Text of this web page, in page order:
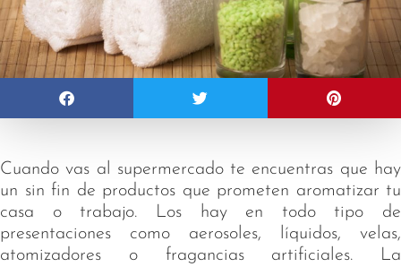
Cuando vas al supermercado te encuentras que hay
un sin fin de productos que prometen aromatizar tu
casa o trabajo. Los hay en todo tipo de
presentaciones como aerosoles, líquidos, velas,
atomizadores o fragancias artificiales. La